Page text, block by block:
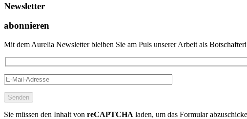
Newsletter
abonnieren
Mit dem Aurelia Newsletter bleiben Sie am Puls unserer Arbeit als
Senden
Sie müssen den Inhalt von reCAPTCHA laden, um das Formular